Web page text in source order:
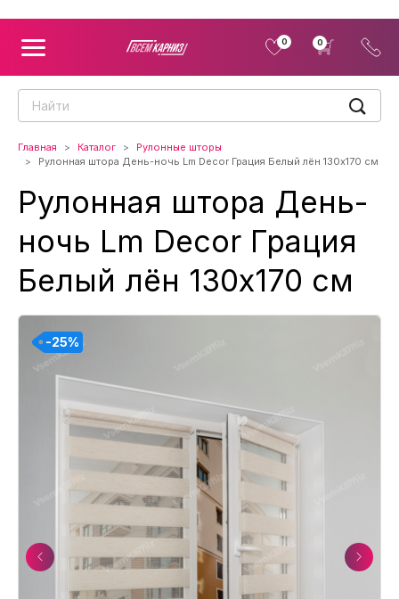
0 0
Главная Каталог
Рулонные шторы
Рулонная штора День-ночь Lm Decor Грация Белый лён 130x170 см
Рулонная штора День-
ночь Lm Decor Грация
Белый лён 130x170 см
Previous
-25%
-25%
-25%
-25%
-25%
-25%
-25%
-25%
-25%
-25%
-25%
-25%
-25%
-25%
-25%
-25%
-25%
-25%
-25%
Next